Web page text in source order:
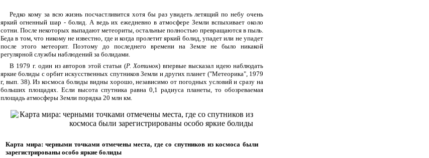
Редко кому за всю жизнь посчастливится хотя бы раз увидеть летящий по небу очень
яркий огненный шар - болид. А ведь их ежедневно в атмосфере Земли вспыхивает около
сотни. После некоторых выпадают метеориты, остальные полностью превращаются в пыль.
Беда в том, что никому не известно, где и когда пролетит яркий болид, упадет или не упадет
после этого метеорит. Поэтому до последнего времени на Земле не было никакой
регулярной службы наблюдений за болидами.
В 1979 г. один из авторов этой статьи (Р. Хотинок) впервые высказал идею наблюдать
яркие болиды с орбит искусственных спутников Земли и других планет ("Метеорика", 1979
г, вып. 38). Из космоса болиды видны хорошо, независимо от погодных условий и сразу на
больших площадях. Если высота спутника равна 0,1 радиуса планеты, то обозреваемая
площадь атмосферы Земли порядка 20 млн км.
Карта мира: черными точками отмечены места, где со спутников из космоса были
зарегистрированы особо яркие болиды